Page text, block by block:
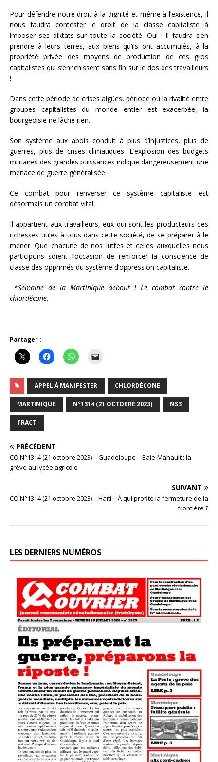
Pour défendre notre droit à la dignité et même à l’existence, il
nous faudra contester le droit de la classe capitaliste à
imposer ses diktats sur toute la société. Oui ! Il faudra s’en
prendre à leurs terres, aux biens qu’ils ont accumulés, à la
propriété privée des moyens de production de ces gros
capitalistes qui s’enrichissent sans fin sur le dos des travailleurs
!
Dans cette période de crises aigües, période où la rivalité entre
groupes capitalistes du monde entier est exacerbée, la
bourgeoisie ne lâche rien.
Son système aux abois conduit à plus d’injustices, plus de
guerres, plus de crises climatiques. L’explosion des budgets
militaires des grandes puissances indique dangereusement une
menace de guerre généralisée.
Ce combat pour renverser ce système capitaliste est
désormais un combat vital.
Il appartient aux travailleurs, eux qui sont les producteurs des
richesses utiles à tous dans cette société, de se préparer à le
mener. Que chacune de nos luttes et celles auxquelles nous
participons soient l’occasion de renforcer la conscience de
classe des opprimés du système d’oppression capitaliste.
*Semaine de la Martinique debout ! Le combat contre le
chlordécone.
Partager :
APPEL À MANIFESTER CHLORDÉCONE
MARTINIQUE N°1314 (21 OCTOBRE 2023) NS3
TRACT
PRÉCÉDENT
CO N°1314 (21 octobre 2023) – Guadeloupe – Baie-Mahault : la
grève au lycée agricole
SUIVANT
CO N°1314 (21 octobre 2023) – Haïti – À qui profite la fermeture de la
frontière ?
LES DERNIERS NUMÉROS